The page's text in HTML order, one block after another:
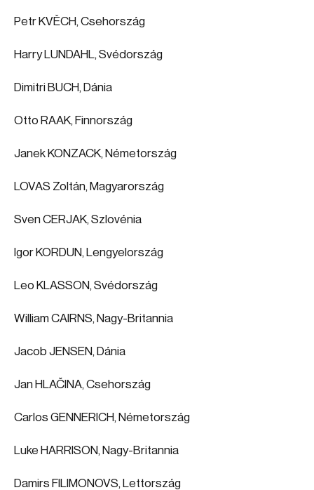
Petr KVĚCH, Csehország
Harry LUNDAHL, Svédország
Dimitri BUCH, Dánia
Otto RAAK, Finnország
Janek KONZACK, Németország
LOVAS Zoltán, Magyarország
Sven CERJAK, Szlovénia
Igor KORDUN, Lengyelország
Leo KLASSON, Svédország
William CAIRNS, Nagy-Britannia
Jacob JENSEN, Dánia
Jan HLAČINA, Csehország
Carlos GENNERICH, Németország
Luke HARRISON, Nagy-Britannia
Damirs FILIMONOVS, Lettország